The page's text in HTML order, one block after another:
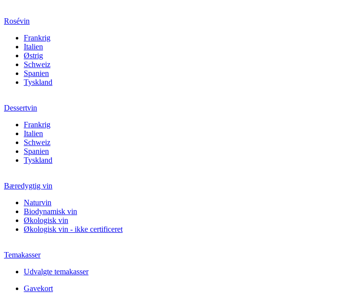
Rosévin
Frankrig
Italien
Østrig
Schweiz
Spanien
Tyskland
Dessertvin
Frankrig
Italien
Schweiz
Spanien
Tyskland
Bæredygtig vin
Naturvin
Biodynamisk vin
Økologisk vin
Økologisk vin - ikke certificeret
Temakasser
Udvalgte temakasser
Gavekort